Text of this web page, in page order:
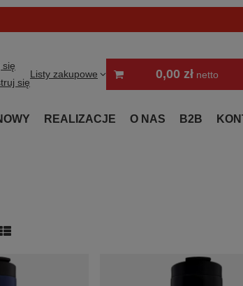
się
się
Listy zakupowe 0,00 zł netto
REALIZACJE O NAS B2B